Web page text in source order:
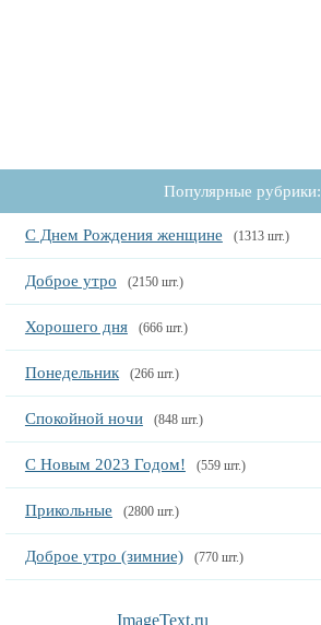
Популярные рубрики:
С Днем Рождения женщине (1313 шт.)
Доброе утро (2150 шт.)
Хорошего дня (666 шт.)
Понедельник (266 шт.)
Спокойной ночи (848 шт.)
С Новым 2023 Годом! (559 шт.)
Прикольные (2800 шт.)
Доброе утро (зимние) (770 шт.)
ImageText.ru